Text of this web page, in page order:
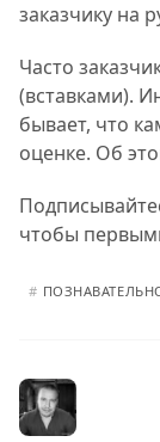
заказчику на
Часто
(вставками).
бывает, что
оценке. Об
чтобы
#